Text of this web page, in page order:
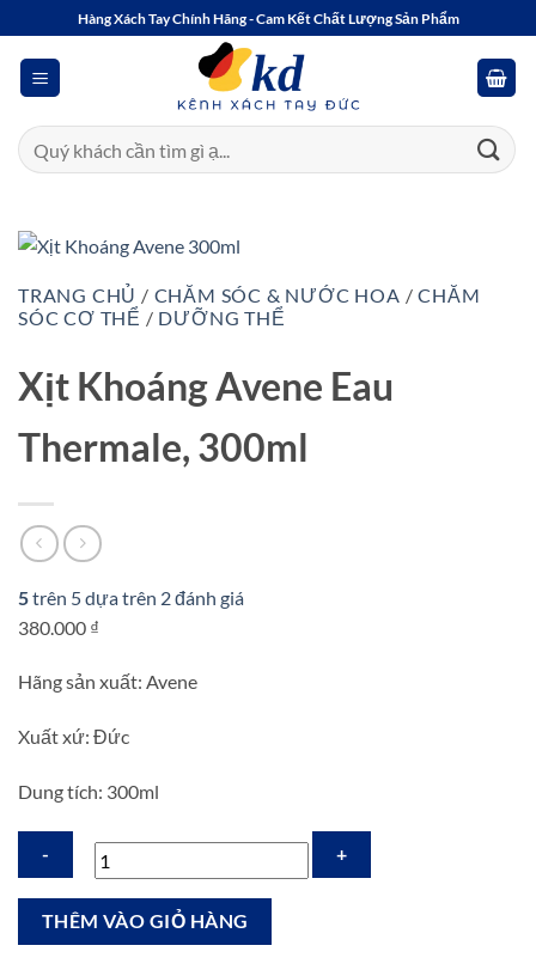
qua
dung
Hàng Xách Tay Chính Hãng - Cam Kết Chất Lượng Sản Phẩm
Tìm
kiếm:
TRANG CHỦ / CHĂM SÓC & NƯỚC HOA / CHĂM
SÓC CƠ THỂ / DƯỠNG THỂ
Xịt Khoáng Avene Eau
Thermale, 300ml
5trên 5 dựa trên 2đánh giá
380.000 ₫
Hãng sản xuất: Avene
Xuất xứ: Đức
Dung tích: 300ml
THÊM VÀO GIỎ HÀNG